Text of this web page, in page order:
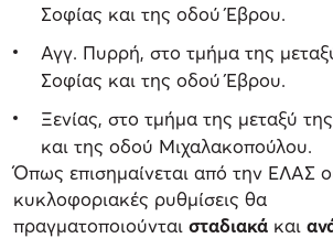
Σοφίας και της οδού Έβρου.
Αγγ. Πυρρή, στο τμήμα της
Σοφίας και της οδού Έβρου.
Ξενίας, στο τμήμα της μεταξύ
και της οδού Μιχαλακοπούλου.
Όπως επισημαίνεται από την ΕΛΑΣ
κυκλοφοριακές ρυθμίσεις θα
πραγματοποιούνται σταδιακά και